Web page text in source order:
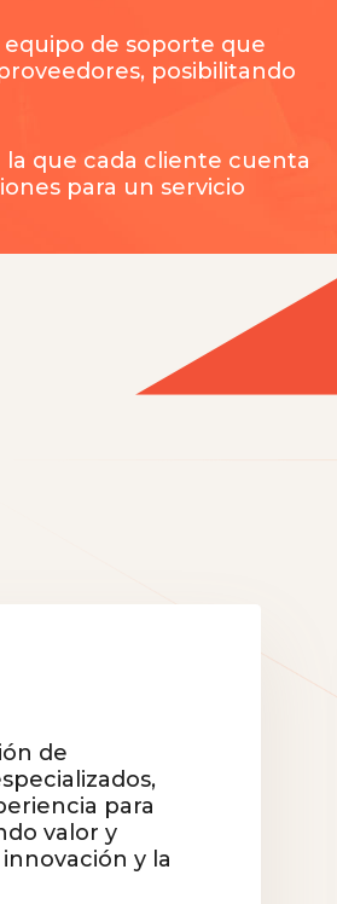
de soporte que
posibilitando
que cada cliente cuenta
para un servicio
de
para
valor y
y la